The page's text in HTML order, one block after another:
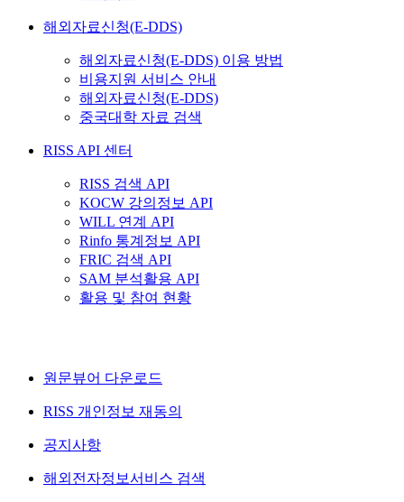
해외자료신청(E-DDS)
해외자료신청(E-DDS) 이용 방법
비용지원 서비스 안내
해외자료신청(E-DDS)
중국대학 자료 검색
RISS API 센터
RISS 검색 API
KOCW 강의정보 API
WILL 연계 API
Rinfo 통계정보 API
FRIC 검색 API
SAM 분석활용 API
활용 및 참여 현황
원문뷰어 다운로드
RISS 개인정보 재동의
공지사항
해외전자정보서비스 검색